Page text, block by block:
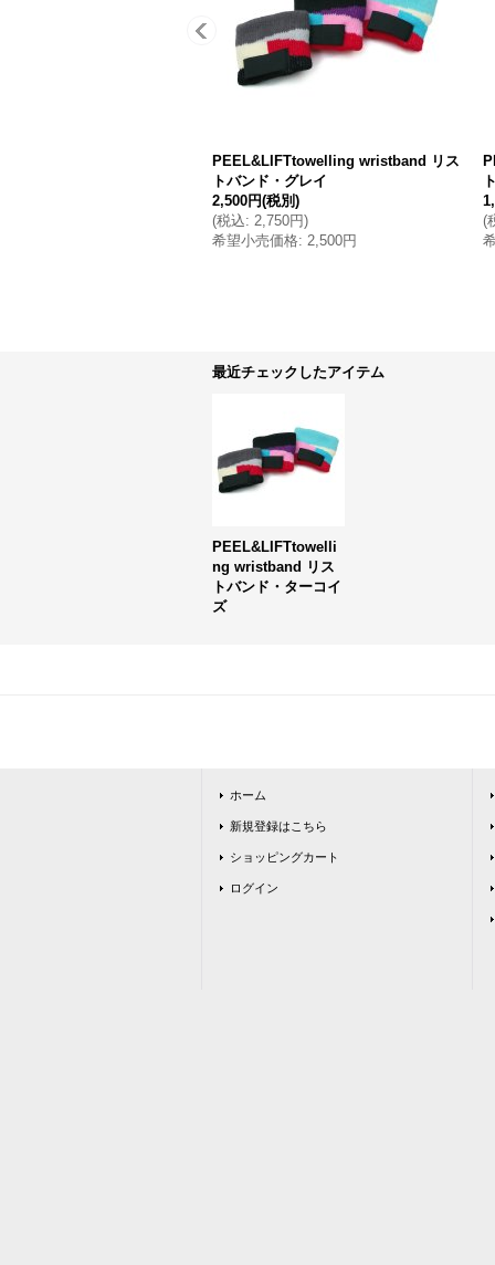
PEEL&LIFTtowelling wristband リス
トバンド・グレイ
2,500円(税別)
(税込: 2,750円)
希望小売価格: 2,500円
(
最近チェックしたアイテム
PEEL&LIFTtowelli
ng wristband リス
トバンド・ターコイ
ズ
ホーム
新規登録はこちら
ショッピングカート
ログイン